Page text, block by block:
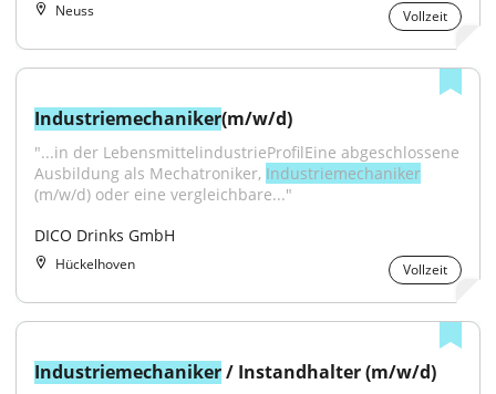
Neuss Vollzeit
Industriemechaniker(m/w/d)
"...in der LebensmittelindustrieProfilEine abgeschlossene
Ausbildung als Mechatroniker, Industriemechaniker
(m/w/d) oder eine vergleichbare..."
DICO Drinks GmbH
Hückelhoven Vollzeit
Industriemechaniker / Instandhalter (m/w/d)